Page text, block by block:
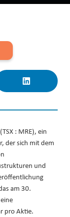
: MRE), ein
der sich mit dem
und
am 30.
pro Aktie.